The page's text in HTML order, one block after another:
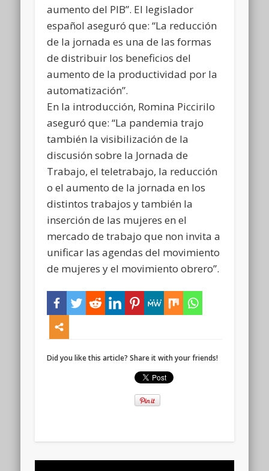
aumento del PIB”. El legislador
español aseguró que: “La reducción
de la jornada es una de las formas
de distribuir los beneficios del
aumento de la productividad por la
automatización”.
En la introducción, Romina Piccirilo
aseguró que: “La pandemia trajo
también la visibilización de la
discusión sobre la Jornada de
Trabajo, el teletrabajo, la reducción
o el aumento de la jornada en los
distintos trabajos y también la
inserción de las mujeres en el
mercado de trabajo que non invita a
unificar las agendas del movimiento
de mujeres y el movimiento obrero”.
Did you like this article? Share it with your friends!